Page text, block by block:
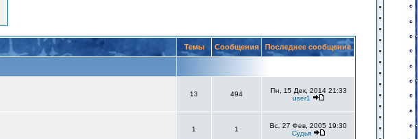
Темы Сообщения Последнее сообщение
13 494
Пн, 15 Дек, 2014 21:33
user1
1 1
Вс, 27 Фев, 2005 19:30
Судья